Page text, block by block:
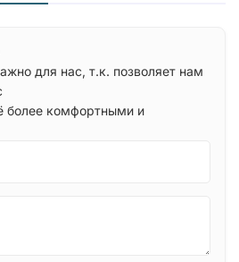
для нас, т.к. позволяет нам
более комфортными и